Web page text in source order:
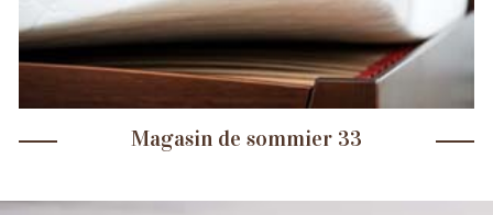
Magasin de sommier 33